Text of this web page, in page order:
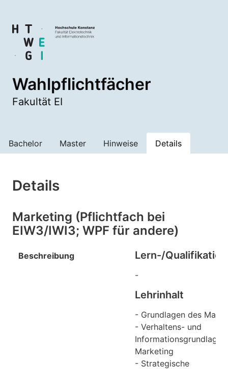
Wahlpflichtfächer
Fakultät EI
Bachelor Master Hinweise Details
Details
Marketing (Pflichtfach bei
EIW3/IWI3; WPF für andere)
Beschreibung Lern-/
-
Lehrinhalt
- Grundlagen des
- Verhaltens- und
Marketing
- Strategische